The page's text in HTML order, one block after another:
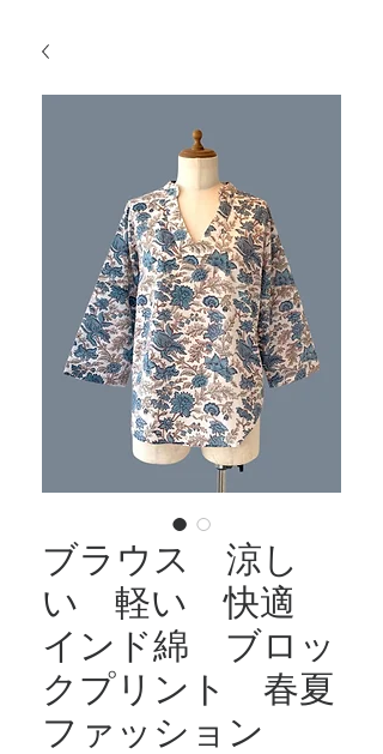
ブラウス 涼し
い 軽い 快適
インド綿 ブロッ
クプリント 春夏
ファッション